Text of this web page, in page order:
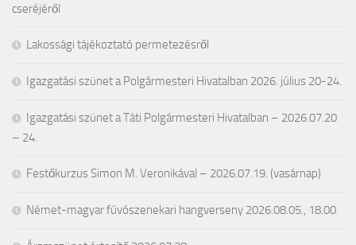
cseréjéről
Lakossági tájékoztató permetezésről
Igazgatási szünet a Polgármesteri Hivatalban 2026. július 20-24.
Igazgatási szünet a Táti Polgármesteri Hivatalban – 2026.07.20
– 24.
Festőkurzus Simon M. Veronikával – 2026.07.19. (vasárnap)
Német-magyar fúvószenekari hangverseny 2026.08.05., 18.00